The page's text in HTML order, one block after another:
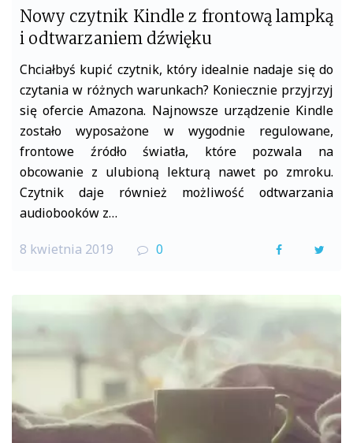
Nowy czytnik Kindle z frontową lampką
i odtwarzaniem dźwięku
Chciałbyś kupić czytnik, który idealnie nadaje się do
czytania w różnych warunkach? Koniecznie przyjrzyj
się ofercie Amazona. Najnowsze urządzenie Kindle
zostało wyposażone w wygodnie regulowane,
frontowe źródło światła, które pozwala na
obcowanie z ulubioną lekturą nawet po zmroku.
Czytnik daje również możliwość odtwarzania
audiobooków z…
8 kwietnia 2019 0
F
o
r